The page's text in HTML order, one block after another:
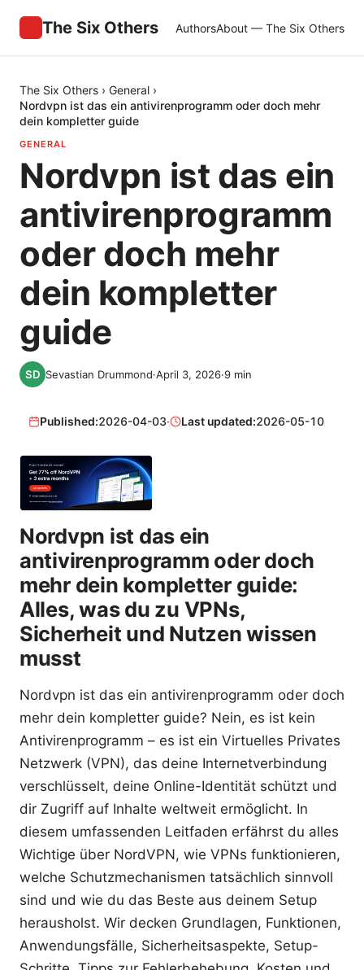
The Six Others AuthorsAbout — The Six Others
The Six Others › General ›
Nordvpn ist das ein antivirenprogramm oder doch mehr
dein kompletter guide
GENERAL
Nordvpn ist das ein
antivirenprogramm
oder doch mehr
dein kompletter
guide
Sevastian Drummond·April 3, 2026·9 min
Published:2026-04-03· Last updated:2026-05-10
Nordvpn ist das ein
antivirenprogramm oder doch
mehr dein kompletter guide:
Alles, was du zu VPNs,
Sicherheit und Nutzen wissen
musst
Nordvpn ist das ein antivirenprogramm oder doch
mehr dein kompletter guide? Nein, es ist kein
Antivirenprogramm – es ist ein Virtuelles Privates
Netzwerk (VPN), das deine Internetverbindung
verschlüsselt, deine Online-Identität schützt und
dir Zugriff auf Inhalte weltweit ermöglicht. In
diesem umfassenden Leitfaden erfährst du alles
Wichtige über NordVPN, wie VPNs funktionieren,
welche Schutzmechanismen tatsächlich sinnvoll
sind und wie du das Beste aus deinem Setup
herausholst. Wir decken Grundlagen, Funktionen,
Anwendungsfälle, Sicherheitsaspekte, Setup-